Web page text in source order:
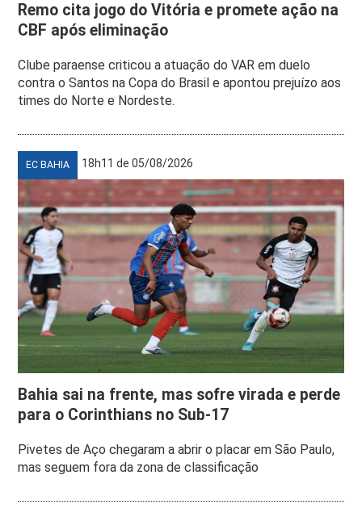
Remo cita jogo do Vitória e promete ação na
CBF após eliminação
Clube paraense criticou a atuação do VAR em duelo
contra o Santos na Copa do Brasil e apontou prejuízo aos
times do Norte e Nordeste.
EC BAHIA 18h11 de 05/08/2026
Bahia sai na frente, mas sofre virada e perde
para o Corinthians no Sub-17
Pivetes de Aço chegaram a abrir o placar em São Paulo,
mas seguem fora da zona de classificação